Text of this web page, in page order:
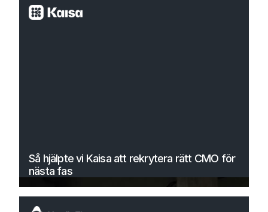
Så hjälpte vi Kaisa att rekrytera rätt CMO för
nästa fas